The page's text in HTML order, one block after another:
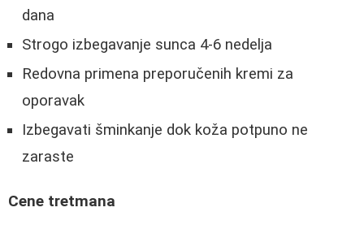
dana
Strogo izbegavanje sunca 4-6 nedelja
Redovna primena preporučenih kremi za
oporavak
Izbegavati šminkanje dok koža potpuno ne
zaraste
Cene tretmana